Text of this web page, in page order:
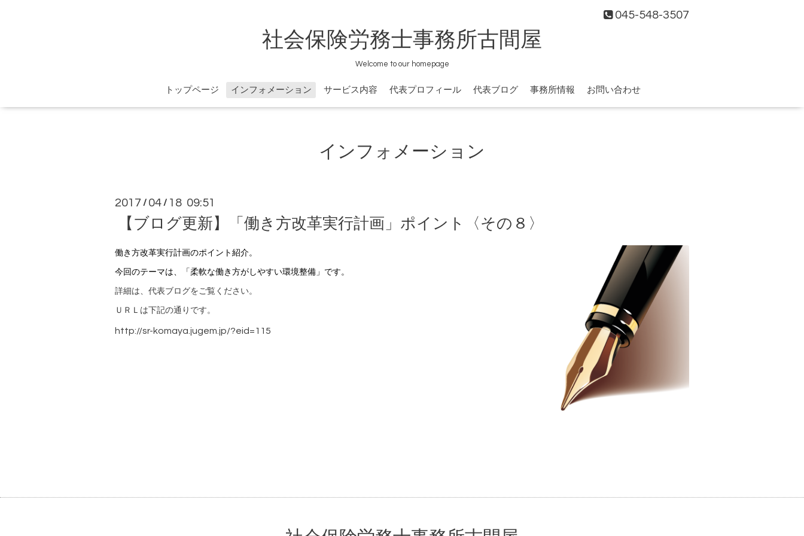
045-548-3507
社会保険労務士事務所古間屋
Welcome to our homepage
トップページ インフォメーション サービス内容 代表プロフィール 代表ブログ 事務所情報 お問い合わせ
インフォメーション
2017 / 04 / 18 09:51
【ブログ更新】「働き方改革実行計画」ポイント〈その８〉
働き方改革実行計画のポイント紹介。
今回のテーマは、 「柔軟な働き方がしやすい環境整備」 です。
詳細は、代表ブログをご覧ください。
ＵＲＬは下記の通りです。
http://sr-komaya.jugem.jp/?eid=115